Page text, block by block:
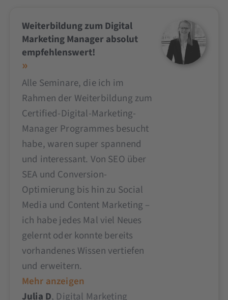
Weiterbildung zum Digital
Marketing Manager absolut
empfehlenswert!
Alle Seminare, die ich im
Rahmen der Weiterbildung zum
Certified-Digital-Marketing-
Manager Programmes besucht
habe, waren super spannend
und interessant. Von SEO über
SEA und Conversion-
Optimierung bis hin zu Social
Media und Content Marketing –
ich habe jedes Mal viel Neues
gelernt oder konnte bereits
vorhandenes Wissen vertiefen
und erweitern.
Mehr anzeigen
Julia D, Digital Marketing